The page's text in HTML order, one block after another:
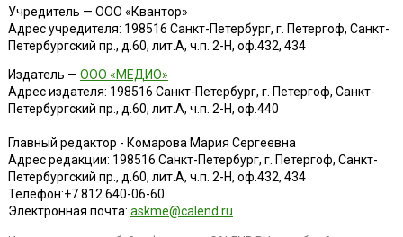
Учредитель — ООО «Квантор»
Адрес учредителя: 198516 Санкт-Петербург, г. Петергоф, Санкт-
Петербургский пр., д.60, лит.А, ч.п. 2-Н, оф.432, 434
Издатель — ООО «МЕДИО»
Адрес издателя: 198516 Санкт-Петербург, г. Петергоф, Санкт-
Петербургский пр., д.60, лит.А, ч.п. 2-Н, оф.440
Главный редактор - Комарова Мария Сергеевна
Адрес редакции: 198516 Санкт-Петербург, г. Петергоф, Санкт-
Петербургский пр., д.60, лит.А, ч.п. 2-Н, оф.432, 434
Телефон:+7 812 640-06-60
Электронная почта: askme@calend.ru